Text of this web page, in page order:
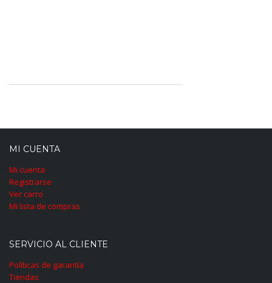
MI CUENTA
Mi cuenta
Registrarse
Ver carro
Mi lista de compras
SERVICIO AL CLIENTE
Políticas de garantía
Tiendas